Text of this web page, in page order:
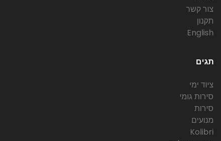
צור קשר
תקנון
English
תגים
ציוד ימי
סירות גומי
סירות
מנועים
Kolibri